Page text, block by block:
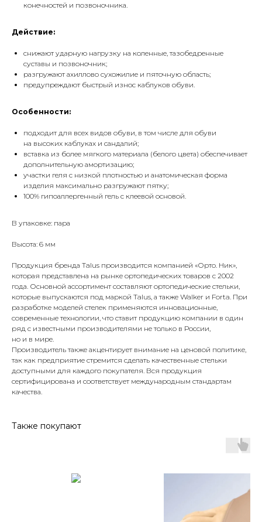
конечностей и позвоночника.
Действие:
снижают ударную нагрузку на коленные, тазобедренные
суставы и позвоночник;
разгружают ахиллово сухожилие и пяточную область;
предупреждают быстрый износ каблуков обуви.
Особенности:
подходит для всех видов обуви, в том числе для обуви
на высоких каблуках и сандалий;
вставка из более мягкого материала (белого цвета) обеспечивает
дополнительную амортизацию;
участки геля с низкой плотностью и анатомическая форма
изделия максимально разгружают пятку;
100% гипоаллергенный гель с клеевой основой.
В упаковке: пара
Высота: 6 мм
Продукция бренда Talus производится компанией «Орто. Ник»,
которая представлена на рынке ортопедических товаров с 2002
года. Основной ассортимент составляют ортопедические стельки,
которые выпускаются под маркой Talus, а также Walker и Forta. При
разработке моделей стелек применяются инновационные,
современные технологии, что ставит продукцию компании в один
ряд с известными производителями не только в России,
но и в мире.
Производитель также акцентирует внимание на ценовой политике,
так как предприятие стремится сделать качественные стельки
доступными для каждого покупателя. Вся продукция
сертифицирована и соответствует международным стандартам
качества.
Также покупают